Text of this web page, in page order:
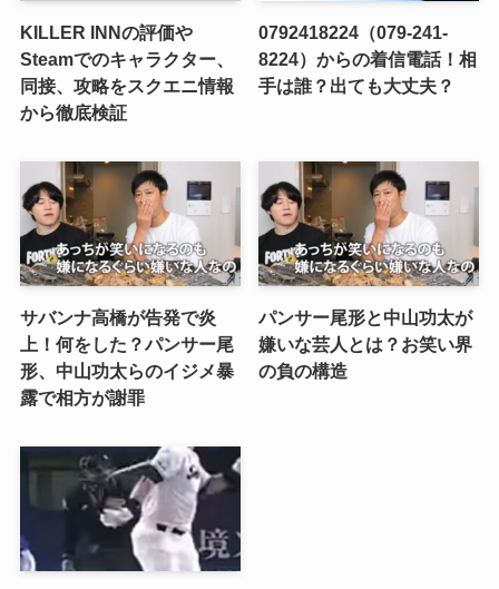
KILLER INNの評価や
Steamでのキャラクター、
同接、攻略をスクエニ情報
から徹底検証
0792418224（079-241-
8224）からの着信電話！相
手は誰？出ても大丈夫？
サバンナ高橋が告発で炎
上！何をした？パンサー尾
形、中山功太らのイジメ暴
露で相方が謝罪
パンサー尾形と中山功太が
嫌いな芸人とは？お笑い界
の負の構造